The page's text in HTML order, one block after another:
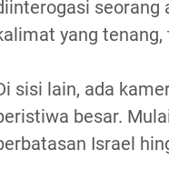
seorang
yang
sisi lain, ada
besar.
Israel